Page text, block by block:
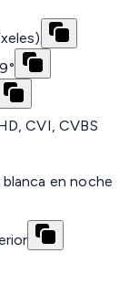
CVI, CVBS
en noche